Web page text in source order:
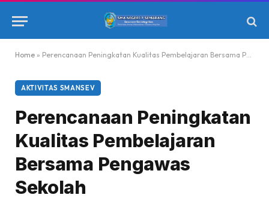
Home » Perencanaan Peningkatan Kualitas Pembelajaran Bersama Pengawas Sekolah
AKTIVITAS SMANSEV
Perencanaan Peningkatan
Kualitas Pembelajaran
Bersama Pengawas
Sekolah